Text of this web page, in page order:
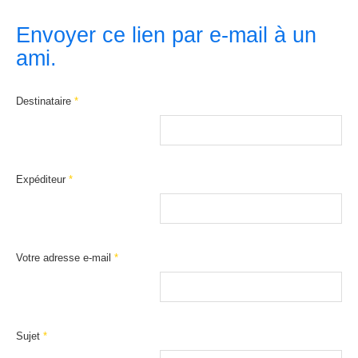
Envoyer ce lien par e-mail à un
ami.
Destinataire *
Expéditeur *
Votre adresse e-mail *
Sujet *